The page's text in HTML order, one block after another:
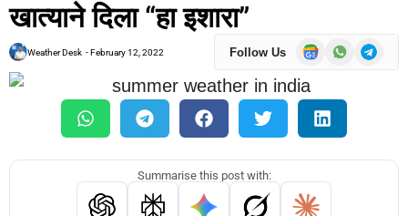
खात्याने दिला “हा इशारा”
Weather Desk -February 12, 2022 Follow Us
Summarise this post with: